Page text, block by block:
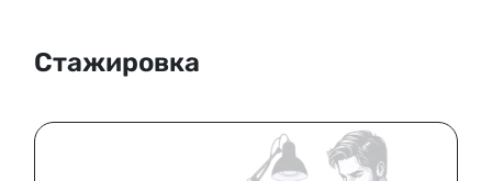
Стажировка